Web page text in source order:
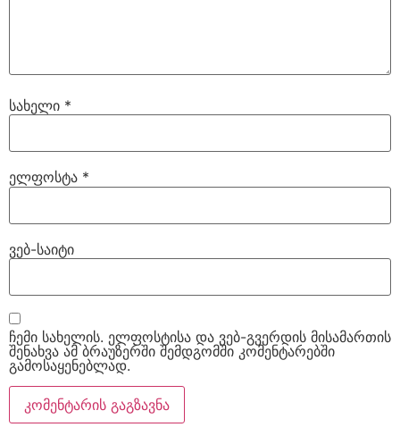
სახელი *
ელფოსტა *
ვებ-საიტი
ჩემი სახელის. ელფოსტისა და ვებ-გვერდის მისამართის
შენახვა ამ ბრაუზერში შემდგომში კომენტარებში
გამოსაყენებლად.